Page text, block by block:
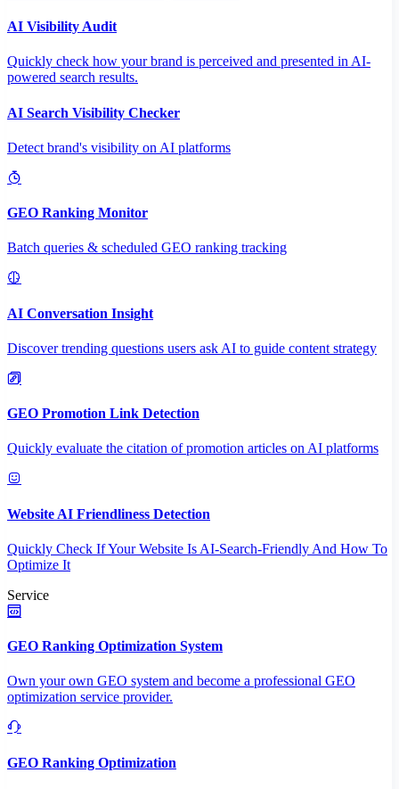
AI Visibility Audit
Quickly check how your brand is perceived and presented in AI-
powered search results.
AI Search Visibility Checker
Detect brand's visibility on AI platforms
GEO Ranking Monitor
Batch queries & scheduled GEO ranking tracking
AI Conversation Insight
Discover trending questions users ask AI to guide content strategy
GEO Promotion Link Detection
Quickly evaluate the citation of promotion articles on AI platforms
Website AI Friendliness Detection
Quickly Check If Your Website Is AI-Search-Friendly And How To
Optimize It
Service
GEO Ranking Optimization System
Own your own GEO system and become a professional GEO
optimization service provider.
GEO Ranking Optimization